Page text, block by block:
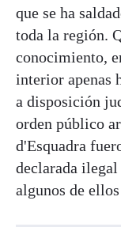
que se ha
toda la región.
conocimiento,
interior apenas
a disposición
orden público
d'Esquadra
declarada
algunos de